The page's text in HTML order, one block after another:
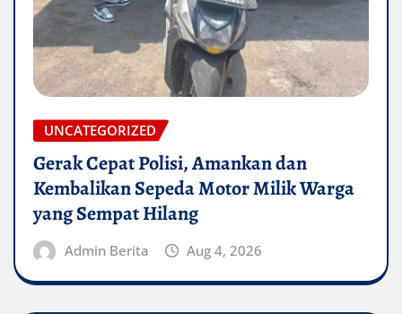
UNCATEGORIZED
Gerak Cepat Polisi, Amankan dan
Kembalikan Sepeda Motor Milik Warga
yang Sempat Hilang
Admin Berita Aug 4, 2026